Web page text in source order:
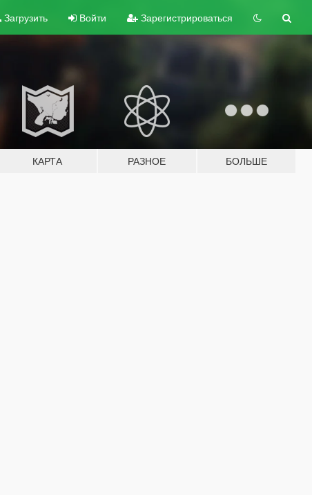
Загрузить Войти Зарегистрироваться
КАРТА РАЗНОЕ БОЛЬШЕ